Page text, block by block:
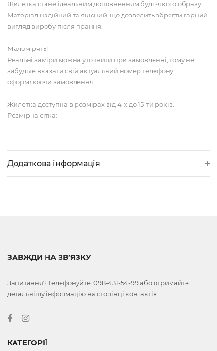
Жилетка стане ідеальним доповненням будь-якого образу.
Матеріал надійний та якісний, що дозволить збрегти гарний
вигляд виробу після прання.
Маломірять!
Реальні заміри можна уточнити при замовленні, тому не
забудьте вказати свій актуальний номер телефону,
оформлюючи замовлення.
Жилетка доступна в розмірах від 4-х до 15-ти років.
Розмірна сітка:
Додаткова інформація
ЗАВЖДИ НА ЗВ’ЯЗКУ
Запитання? Телефонуйте: 098-431-54-99або отримайте
детальнішу інформацію на сторінці контактів
КАТЕГОРІЇ